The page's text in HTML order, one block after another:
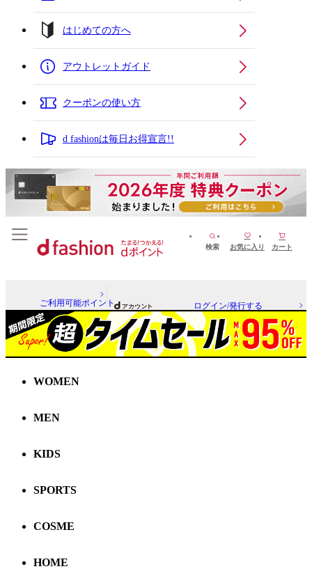
はじめての方へ
アウトレットガイド
クーポンの使い方
d fashionは毎日お得宣言!!
検索 お気に入り カート
ご利用可能ポイント ログイン/発行する
WOMEN
MEN
KIDS
SPORTS
COSME
HOME